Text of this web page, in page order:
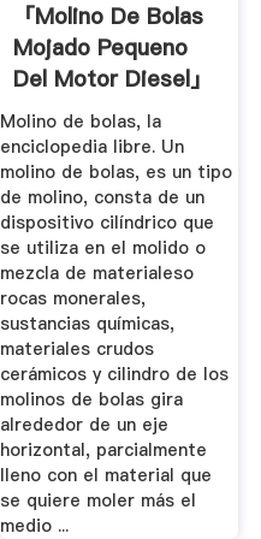
「molino De Bolas
Mojado Pequeno
Del Motor Diesel」
Molino de bolas, la
enciclopedia libre. Un
molino de bolas, es un tipo
de molino, consta de un
dispositivo cilíndrico que
se utiliza en el molido o
mezcla de materialeso
rocas monerales,
sustancias químicas,
materiales crudos
cerámicos y cilindro de los
molinos de bolas gira
alrededor de un eje
horizontal, parcialmente
lleno con el material que
se quiere moler más el
medio ...